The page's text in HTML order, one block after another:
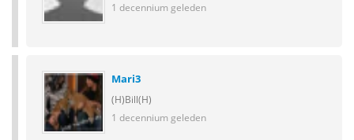
1 decennium geleden
Mari3
(H)Bill(H)
1 decennium geleden